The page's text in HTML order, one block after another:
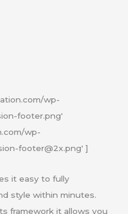
wp-
footer.png'
wp-
footer@2x.png' ]
it easy to fully
style within minutes.
framework it allows you